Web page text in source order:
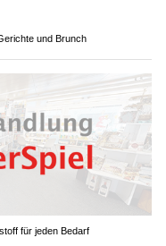
und Brunch
für jeden Bedarf